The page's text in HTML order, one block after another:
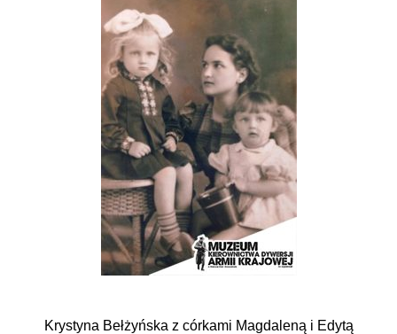
Krystyna Bełżyńska z córkami Magdaleną i Edytą